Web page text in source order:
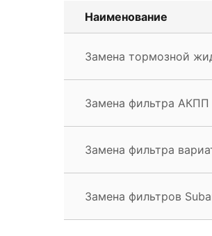
Наименование
Замена тормозной
Замена фильтра АКПП
Замена фильтра
Замена фильтров